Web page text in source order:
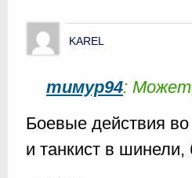
KAREL
тимур94:
Боевые действия
и танкист в